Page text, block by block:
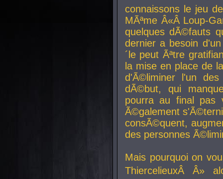
connaissons le jeu
MÃªme Â«Â Loup-
quelques dÃ©fauts
dernier a besoin
´le peut Ãªtre
la mise en place de
d'Ã©liminer l'un
dÃ©but, qui
pourra au final pas
Ã©galement
consÃ©quent,
des personnes
Mais pourquoi on
ThiercelieuxÂ Â»